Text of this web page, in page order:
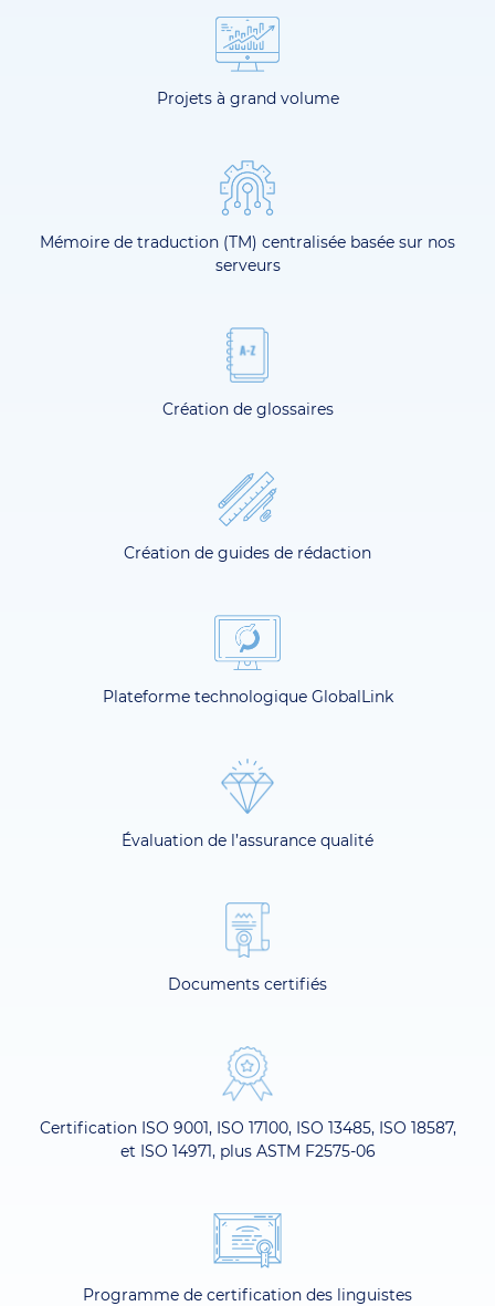
Projets à grand volume
Mémoire de traduction (TM) centralisée basée sur nos
serveurs
Création de glossaires
Création de guides de rédaction
Plateforme technologique GlobalLink
Évaluation de l’assurance qualité
Documents certifiés
Certification ISO 9001, ISO 17100, ISO 13485, ISO 18587,
et ISO 14971, plus ASTM F2575-06
Programme de certification des linguistes